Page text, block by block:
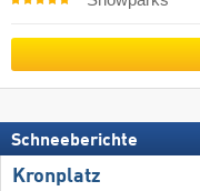
Schneeberichte
Kronplatz